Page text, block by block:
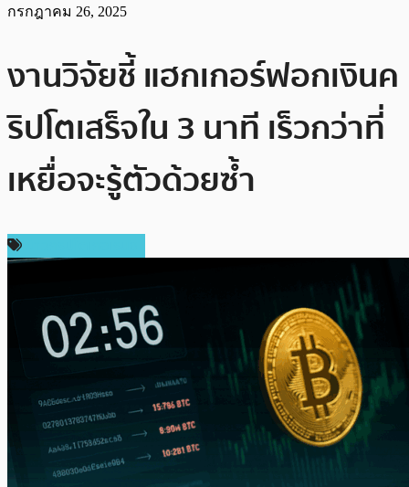
กรกฎาคม 26, 2025
งานวิจัยชี้ แฮกเกอร์ฟอกเงินค
ริปโตเสร็จใน 3 นาที เร็วกว่าที่
เหยื่อจะรู้ตัวด้วยซ้ำ